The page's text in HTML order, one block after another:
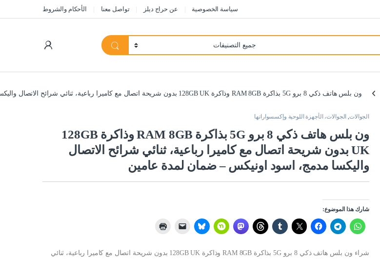
سياسة الخصوصية عن حراج ديلز تواصل معنا الأحكام والشروط
ون بلس هاتف ذكي 8 برو 5G بذاكرة RAM 8GB وذاكرة 128GB UK بدون شريحة اتصال مع كاميرا رباعية، ثنائي شرائح الاتصال واليكسا مدمج، اسود اونيكس – ضمان لمدة عامين
الجوالات, الجوالات، الأجهزة اللوحية وإكسسواراتها
ون بلس هاتف ذكي 8 برو 5G بذاكرة RAM 8GB وذاكرة 128GB
UK بدون شريحة اتصال مع كاميرا رباعية، ثنائي شرائح الاتصال
واليكسا مدمج، اسود اونيكس – ضمان لمدة عامين
شارك هذا الموضوع:
شراء ون بلس هاتف ذكي 8 برو 5G بذاكرة RAM 8GB وذاكرة 128GB UK بدون شريحة اتصال مع كاميرا رباعية، ثنائي